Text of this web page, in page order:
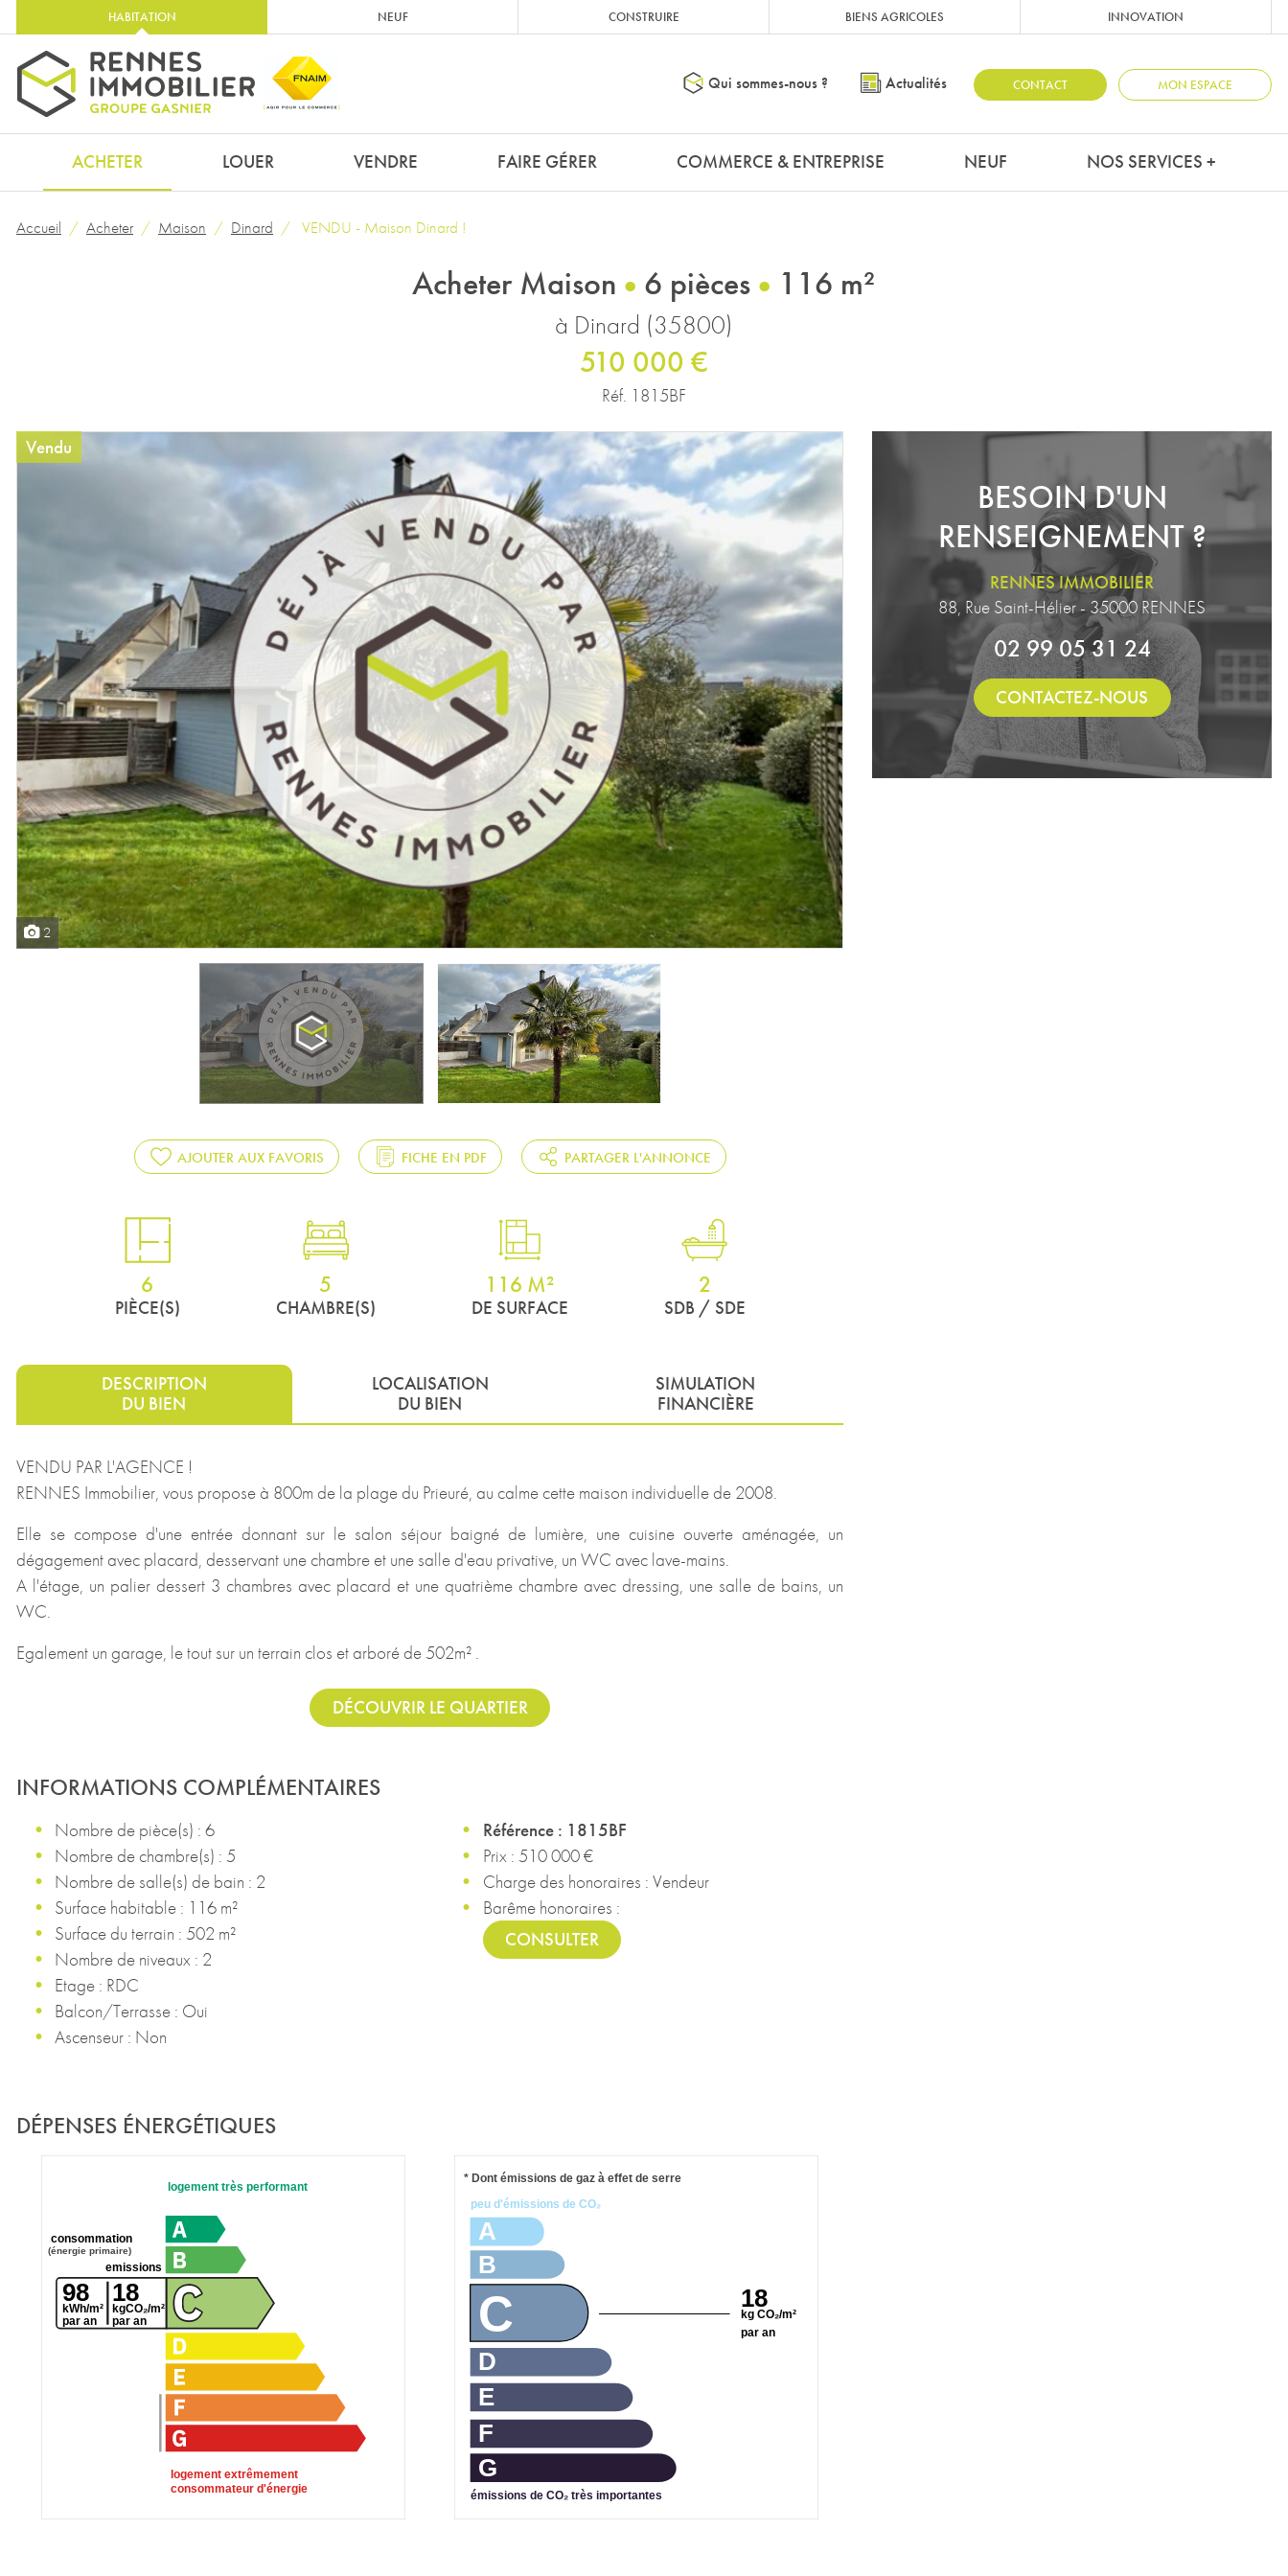
HABITATION NEUF CONSTRUIRE BIENS AGRICOLES INNOVATION
Qui sommes-nous ? Actualités CONTACT MON ESPACE
ACHETER LOUER VENDRE FAIRE GÉRER COMMERCE & ENTREPRISE NEUF NOS SERVICES +
Accueil Acheter Maison Dinard VENDU - Maison Dinard !
Acheter Maison 6 pièces 116 m²
à Dinard (35800)
510 000 €
Réf. 1815BF
Vendu
2
AJOUTER AUX FAVORIS FICHE EN PDF PARTAGER L'ANNONCE
6
PIÈCE(S)
5
CHAMBRE(S)
116 M²
DE SURFACE
2
SDB / SDE
DESCRIPTION
DU BIEN
LOCALISATION
DU BIEN
SIMULATION
FINANCIÈRE
VENDU PAR L'AGENCE !
RENNES Immobilier, vous propose à 800m de la plage du Prieuré, au calme cette maison individuelle de 2008.
Elle se compose d'une entrée donnant sur le salon séjour baigné de lumière, une cuisine ouverte aménagée, un
dégagement avec placard, desservant une chambre et une salle d'eau privative, un WC avec lave-mains.
A l'étage, un palier dessert 3 chambres avec placard et une quatrième chambre avec dressing, une salle de bains, un
WC.
Egalement un garage, le tout sur un terrain clos et arboré de 502m² .
DÉCOUVRIR LE QUARTIER
INFORMATIONS COMPLÉMENTAIRES
Nombre de pièce(s) : 6
Nombre de chambre(s) : 5
Nombre de salle(s) de bain : 2
Surface habitable : 116 m²
Surface du terrain : 502 m²
Nombre de niveaux : 2
Etage : RDC
Balcon/Terrasse : Oui
Ascenseur : Non
Référence : 1815BF
Prix : 510 000 €
Charge des honoraires : Vendeur
Barême honoraires :
CONSULTER
DÉPENSES ÉNERGÉTIQUES
logement très performant
logement extrêmement
consommateur d'énergie
98
kWh/m²
par an
consommation
(énergie primaire)
18
kgCO₂/m²
par an
emissions
18
kg CO₂/m²
par an
A
B
C
D
E
F
G
émissions de CO₂ très importantes
peu d'émissions de CO₂
* Dont émissions de gaz à effet de serre
BESOIN D'UN
RENSEIGNEMENT ?
RENNES IMMOBILIER
88, Rue Saint-Hélier - 35000 RENNES
02 99 05 31 24
CONTACTEZ-NOUS